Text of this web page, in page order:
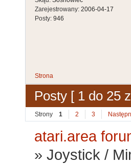
Zarejestrowany: 2006-04-17
Posty: 946
Strona
Posty [ 1 do 25
Strony 1 2 3
atari.area
»Joystick /